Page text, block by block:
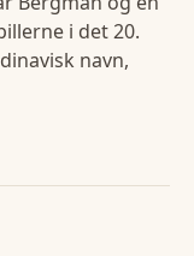
i det 20.
navn,